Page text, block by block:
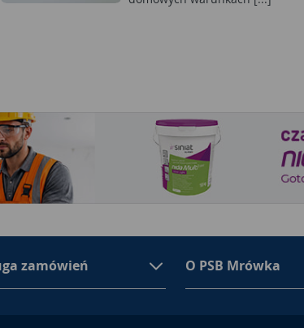
zamówień O PSB Mrówka